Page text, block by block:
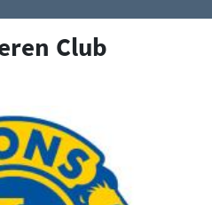
Club